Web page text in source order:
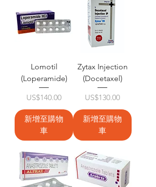
Lomotil
(Loperamide)
價格
US$140.00
新增至購物
車
Zytax Injection
(Docetaxel)
價格
US$130.00
新增至購物
車